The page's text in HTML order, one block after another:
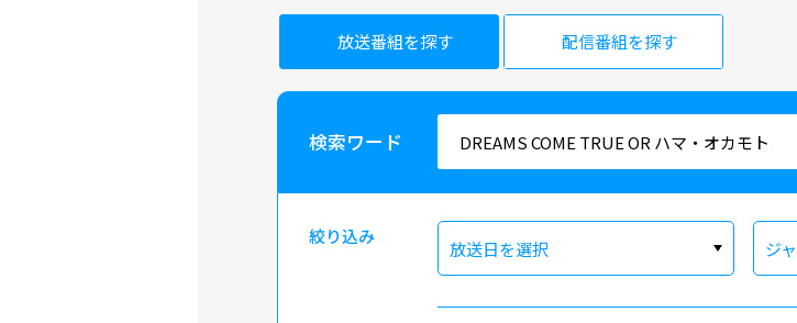
放送番組を探す 配信番組を探す
検索ワード
絞り込み
放送日を選択 ジ